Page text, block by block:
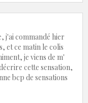
j'ai commandé hier
et ce matin le colis
je viens de m'
cette sensation,
bcp de sensations